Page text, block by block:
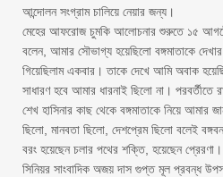
আন্দোলন সংগ্রাম চালিয়ে নেয়ার জন্য।
মেহের আফরোজ চুমকি আলোচনার শুরুতে ১৫
বলেন, আমার সৌভাগ্য হয়েছিলো বঙ্গমাতাকে
গিয়েছিলাম একবার। তাকে দেখে আমি অবাক
সাধারণ হবে আমার ধারনাই ছিলো না। পরবর্তীতে
শেখ হাসিনার কাছ থেকে বঙ্গমাতাকে নিয়ে
ছিলো, মানবতা ছিলো, দেশপ্রেম ছিলো বলেই
বরং হয়েছেন চলার পথের শক্তি, হয়েছেন প্রেরণা।
সিনিয়র সাংবাদিক অজয় দাস গুপ্ত মূল প্রবন্ধ